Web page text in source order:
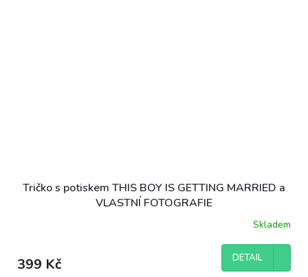
Tričko s potiskem THIS BOY IS GETTING MARRIED a
VLASTNÍ FOTOGRAFIE
Skladem
399 Kč DETAIL